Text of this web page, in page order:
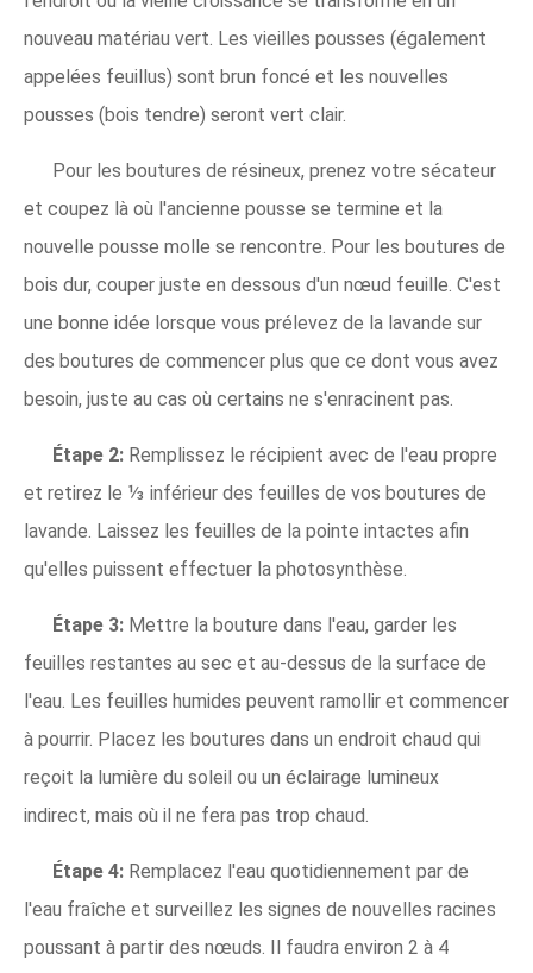
nouveau matériau vert. Les vieilles pousses (également
appelées feuillus) sont brun foncé et les nouvelles
pousses (bois tendre) seront vert clair.
Pour les boutures de résineux, prenez votre sécateur
et coupez là où l'ancienne pousse se termine et la
nouvelle pousse molle se rencontre. Pour les boutures de
bois dur, couper juste en dessous d'un nœud feuille. C'est
une bonne idée lorsque vous prélevez de la lavande sur
des boutures de commencer plus que ce dont vous avez
besoin, juste au cas où certains ne s'enracinent pas.
Étape 2: Remplissez le récipient avec de l'eau propre
et retirez le ⅓ inférieur des feuilles de vos boutures de
lavande. Laissez les feuilles de la pointe intactes afin
qu'elles puissent effectuer la photosynthèse.
Étape 3: Mettre la bouture dans l'eau, garder les
feuilles restantes au sec et au-dessus de la surface de
l'eau. Les feuilles humides peuvent ramollir et commencer
à pourrir. Placez les boutures dans un endroit chaud qui
reçoit la lumière du soleil ou un éclairage lumineux
indirect, mais où il ne fera pas trop chaud.
Étape 4: Remplacez l'eau quotidiennement par de
l'eau fraîche et surveillez les signes de nouvelles racines
poussant à partir des nœuds. Il faudra environ 2 à 4